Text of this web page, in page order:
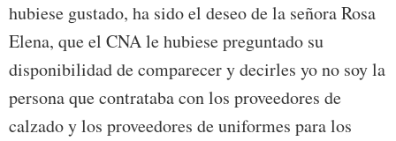
hubiese gustado, ha sido el deseo de la señora Rosa
Elena, que el CNA le hubiese preguntado su
disponibilidad de comparecer y decirles yo no soy la
persona que contrataba con los proveedores de
calzado y los proveedores de uniformes para los